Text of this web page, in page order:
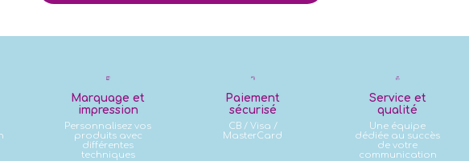
Marquage et
impression
Personnalisez vos
produits avec
différentes
techniques
Paiement
sécurisé
CB / Visa /
MasterCard
Service et
qualité
Une équipe
dédiée au succès
de votre
communication